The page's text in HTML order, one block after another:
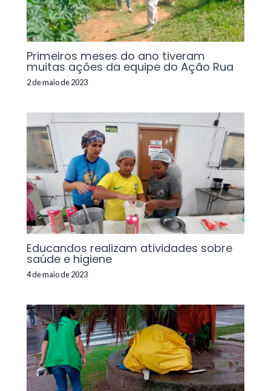
Primeiros meses do ano tiveram
muitas ações da equipe do Ação Rua
2 de maio de 2023
Educandos realizam atividades sobre
saúde e higiene
4 de maio de 2023